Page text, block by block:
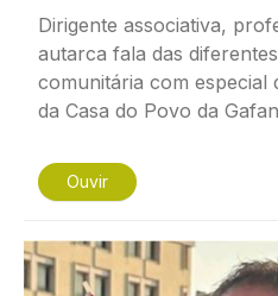
Dirigente associativa,
autarca fala das
comunitária com especial
da Casa do Povo da
Ouvir
Imagem